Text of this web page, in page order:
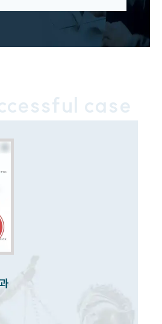
요 업무사례
법률지식인
사고대응부 업무
성원 소개
통사고전문변호사추천
소식/자료
공지사항
법률 블로그
case